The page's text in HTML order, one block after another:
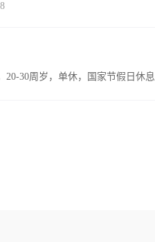
20-30周岁，单休，国家节假日休息